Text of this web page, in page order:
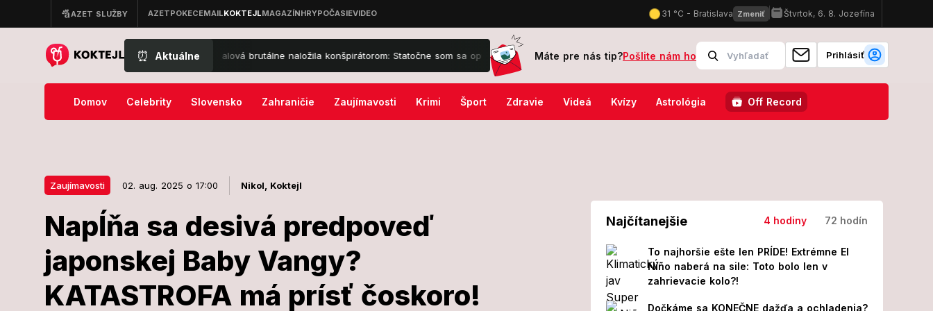
⏰ Aktuálne
zovretí, herečka Zuzana Fialová brutálne naložila konšpirátorom: Statočne som sa opustila! Matej Landl má toho dosť: Svojho nástupcu Igondu v STVR vybavil jednou vetou VIDEO Napäté
Máte pre nás tip?Pošlite nám ho Prihlásiť
Domov Celebrity Slovensko Zahraničie Zaujímavosti Krimi Šport Zdravie Videá Kvízy Astrológia Off Record
Zaujímavosti 02. aug. 2025 o 17:00 Nikol, Koktejl
Napĺňa sa desivá predpoveď
japonskej Baby Vangy?
KATASTROFA má prísť čoskoro!
Napĺňa sa desivá predpoveď
Najčítanejšie 4 hodiny 72 hodín
To najhoršie ešte len PRÍDE! Extrémne El
Niño naberá na sile: Toto bolo len v
zahrievacie kolo?!
Dočkáme sa KONEČNE dažďa a ochladenia?